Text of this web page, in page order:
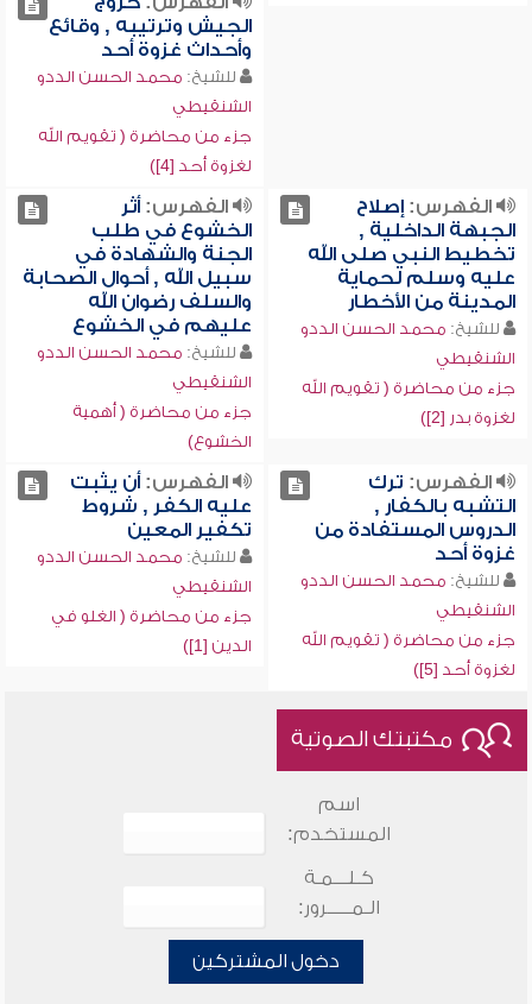
الجيش وترتيبه , وقائع
وأحداث غزوة أحد
للشيخ: محمد الحسن الددو
الشنقيطي
جزء من محاضرة ( تقويم الله
لغزوة أحد [4])
الفهرس:إصلاح
الجبهة الداخلية ,
تخطيط النبي صلى الله
عليه وسلم لحماية
المدينة من الأخطار
للشيخ: محمد الحسن الددو
الشنقيطي
جزء من محاضرة ( تقويم الله
لغزوة بدر [2])
الفهرس:أثر
الخشوع في طلب
الجنة والشهادة في
سبيل الله , أحوال الصحابة
والسلف رضوان الله
عليهم في الخشوع
للشيخ: محمد الحسن الددو
الشنقيطي
جزء من محاضرة ( أهمية
الخشوع)
الفهرس: ترك
التشبه بالكفار ,
الدروس المستفادة من
غزوة أحد
للشيخ: محمد الحسن الددو
الشنقيطي
جزء من محاضرة ( تقويم الله
لغزوة أحد [5])
الفهرس:أن يثبت
عليه الكفر , شروط
تكفير المعين
للشيخ: محمد الحسن الددو
الشنقيطي
جزء من محاضرة ( الغلو في
الدين [1])
مكتبتك الصوتية
اسم
المستخدم:
كـلـــمـة
الـمـــــرور:
دخول المشتركين